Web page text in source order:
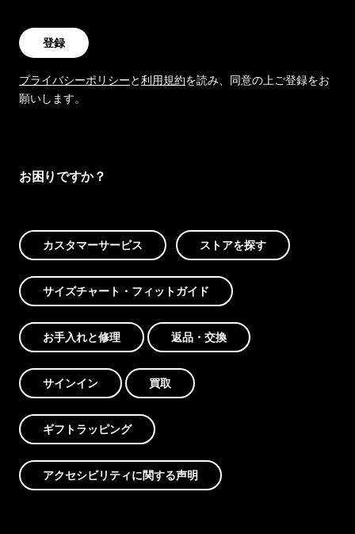
登録
プライバシーポリシーと利用規約を読み、同意の上ご登録をお
願いします。
お困りですか？
カスタマーサービス ストアを探す
サイズチャート・フィットガイド
お手入れと修理 返品・交換
サインイン 買取
ギフトラッピング
アクセシビリティに関する声明